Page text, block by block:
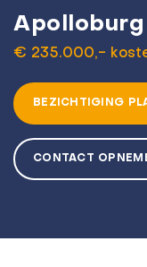
Apolloburg
€ 235.000,-
BEZICHTIGING
CONTACT